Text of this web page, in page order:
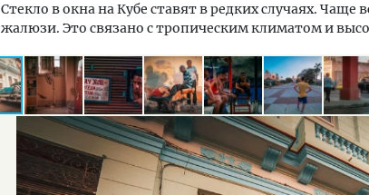
Стекло в окна на Кубе ставят в редких случаях.
жалюзи. Это связано с тропическим климатом и